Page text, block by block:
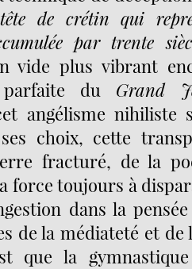
de crétin qui
par trente
vide plus vibrant
parfaite du Grand
angélisme nihiliste
choix, cette
fracturé, de la
force toujours à
dans la
de la médiateté et
que la